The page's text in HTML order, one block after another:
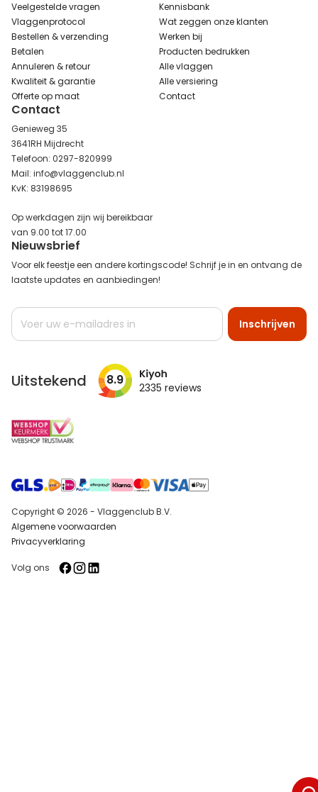
Veelgestelde vragen
Vlaggenprotocol
Bestellen & verzending
Betalen
Annuleren & retour
Kwaliteit & garantie
Offerte op maat
Kennisbank
Wat zeggen onze klanten
Werken bij
Producten bedrukken
Alle vlaggen
Alle versiering
Contact
Contact
Genieweg 35
3641RH Mijdrecht
Telefoon: 0297-820999
Mail: info@vlaggenclub.nl
KvK: 83198695
Op werkdagen zijn wij bereikbaar
van 9.00 tot 17.00
Nieuwsbrief
Voor elk feestje een andere kortingscode! Schrijf je in en ontvang de
laatste updates en aanbiedingen!
Abonneer
op
Inschrijven
Uitstekend 8.9 2335 reviews
Copyright © 2026 - Vlaggenclub B.V.
Algemene voorwaarden
Privacyverklaring
Volg ons